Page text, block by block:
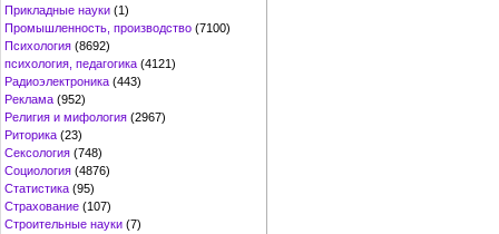
Прикладные науки (1)
Промышленность, производство (7100)
Психология (8692)
психология, педагогика (4121)
Радиоэлектроника (443)
Реклама (952)
Религия и мифология (2967)
Риторика (23)
Сексология (748)
Социология (4876)
Статистика (95)
Страхование (107)
Строительные науки (7)